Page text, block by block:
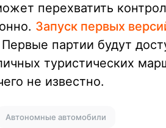
перехватить
Запуск первых
партии будут
туристических
не известно.
Автономные автомобили